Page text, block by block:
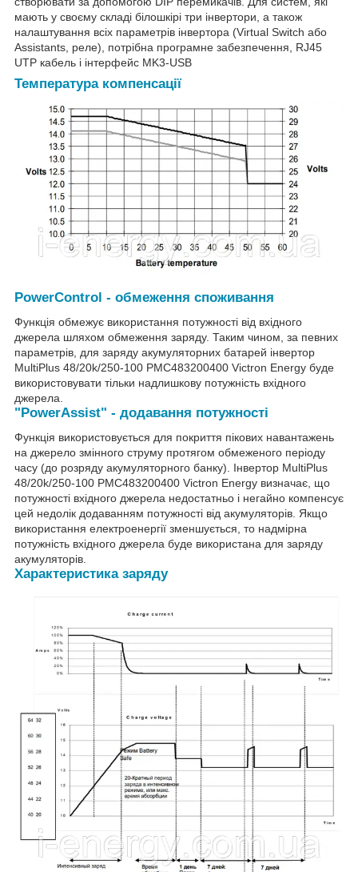
мають у своєму складі білошкірі три інвертори, а також
налаштування всіх параметрів інвертора (Virtual Switch або
Assistants, реле), потрібна програмне забезпечення, RJ45
UTP кабель і інтерфейс MK3-USB
Температура компенсації
PowerControl - обмеження споживання
Функція обмежує використання потужності від вхідного
джерела шляхом обмеження заряду. Таким чином, за певних
параметрів, для заряду акумуляторних батарей інвертор
MultiPlus 48/20k/250-100 PMC483200400 Victron Energy буде
використовувати тільки надлишкову потужність вхідного
джерела.
"PowerAssist" - додавання потужності
Функція використовується для покриття пікових навантажень
на джерело змінного струму протягом обмеженого періоду
часу (до розряду акумуляторного банку). Інвертор MultiPlus
48/20k/250-100 PMC483200400 Victron Energy визначає, що
потужності вхідного джерела недостатньо і негайно компенсує
цей недолік додаванням потужності від акумуляторів. Якщо
використання електроенергії зменшується, то надмірна
потужність вхідного джерела буде використана для заряду
акумуляторів.
Характеристика заряду